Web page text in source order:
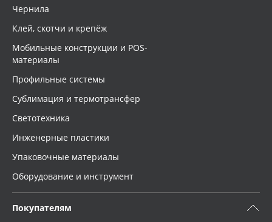
Чернила
Клей, скотчи и крепёж
Мобильные конструкции и POS-
материалы
Профильные системы
Сублимация и термотрансфер
Светотехника
Инженерные пластики
Упаковочные материалы
Оборудование и инструмент
Покупателям